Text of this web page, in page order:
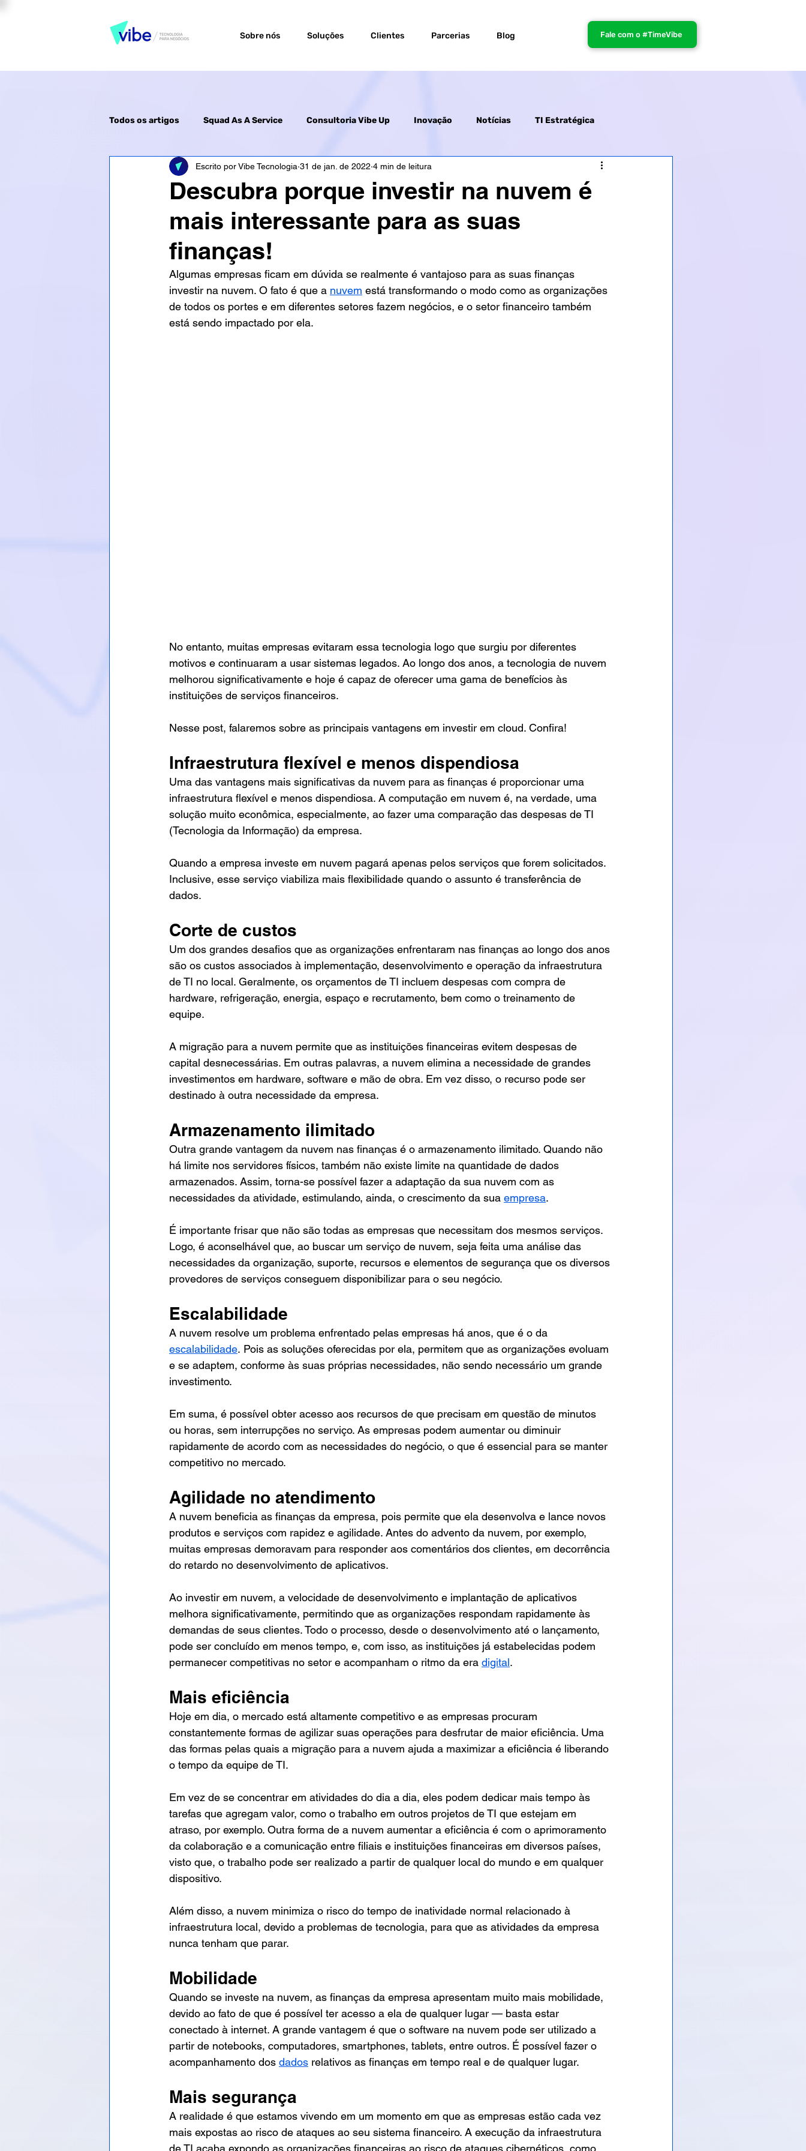
Sobre nós Soluções Clientes Parcerias Blog Fale com o #TimeVibe
Todos os artigos Squad As A Service Consultoria Vibe Up Inovação Notícias TI Estratégica
Descubra porque investir na nuvem é
mais interessante para as suas
finanças!
Escrito por Vibe Tecnologia 31 de jan. de 2022 4 min de leitura
Algumas empresas ficam em dúvida se realmente é vantajoso para as suas finanças
investir na nuvem. O fato é que a nuvem está transformando o modo como as organizações
de todos os portes e em diferentes setores fazem negócios, e o setor financeiro também
está sendo impactado por ela.
No entanto, muitas empresas evitaram essa tecnologia logo que surgiu por diferentes
motivos e continuaram a usar sistemas legados. Ao longo dos anos, a tecnologia de nuvem
melhorou significativamente e hoje é capaz de oferecer uma gama de benefícios às
instituições de serviços financeiros.
Nesse post, falaremos sobre as principais vantagens em investir em cloud. Confira!
Infraestrutura flexível e menos dispendiosa
Uma das vantagens mais significativas da nuvem para as finanças é proporcionar uma
infraestrutura flexível e menos dispendiosa. A computação em nuvem é, na verdade, uma
solução muito econômica, especialmente, ao fazer uma comparação das despesas de TI
(Tecnologia da Informação) da empresa.
Quando a empresa investe em nuvem pagará apenas pelos serviços que forem solicitados.
Inclusive, esse serviço viabiliza mais flexibilidade quando o assunto é transferência de
dados.
Corte de custos
Um dos grandes desafios que as organizações enfrentaram nas finanças ao longo dos anos
são os custos associados à implementação, desenvolvimento e operação da infraestrutura
de TI no local. Geralmente, os orçamentos de TI incluem despesas com compra de
hardware, refrigeração, energia, espaço e recrutamento, bem como o treinamento de
equipe.
A migração para a nuvem permite que as instituições financeiras evitem despesas de
capital desnecessárias. Em outras palavras, a nuvem elimina a necessidade de grandes
investimentos em hardware, software e mão de obra. Em vez disso, o recurso pode ser
destinado à outra necessidade da empresa.
Armazenamento ilimitado
Outra grande vantagem da nuvem nas finanças é o armazenamento ilimitado. Quando não
há limite nos servidores físicos, também não existe limite na quantidade de dados
armazenados. Assim, torna-se possível fazer a adaptação da sua nuvem com as
necessidades da atividade, estimulando, ainda, o crescimento da sua empresa.
É importante frisar que não são todas as empresas que necessitam dos mesmos serviços.
Logo, é aconselhável que, ao buscar um serviço de nuvem, seja feita uma análise das
necessidades da organização, suporte, recursos e elementos de segurança que os diversos
provedores de serviços conseguem disponibilizar para o seu negócio.
Escalabilidade
A nuvem resolve um problema enfrentado pelas empresas há anos, que é o da
escalabilidade. Pois as soluções oferecidas por ela, permitem que as organizações evoluam
e se adaptem, conforme às suas próprias necessidades, não sendo necessário um grande
investimento.
Em suma, é possível obter acesso aos recursos de que precisam em questão de minutos
ou horas, sem interrupções no serviço. As empresas podem aumentar ou diminuir
rapidamente de acordo com as necessidades do negócio, o que é essencial para se manter
competitivo no mercado.
Agilidade no atendimento
A nuvem beneficia as finanças da empresa, pois permite que ela desenvolva e lance novos
produtos e serviços com rapidez e agilidade. Antes do advento da nuvem, por exemplo,
muitas empresas demoravam para responder aos comentários dos clientes, em decorrência
do retardo no desenvolvimento de aplicativos.
Ao investir em nuvem, a velocidade de desenvolvimento e implantação de aplicativos
melhora significativamente, permitindo que as organizações respondam rapidamente às
demandas de seus clientes. Todo o processo, desde o desenvolvimento até o lançamento,
pode ser concluído em menos tempo, e, com isso, as instituições já estabelecidas podem
permanecer competitivas no setor e acompanham o ritmo da era digital.
Mais eficiência
Hoje em dia, o mercado está altamente competitivo e as empresas procuram
constantemente formas de agilizar suas operações para desfrutar de maior eficiência. Uma
das formas pelas quais a migração para a nuvem ajuda a maximizar a eficiência é liberando
o tempo da equipe de TI.
Em vez de se concentrar em atividades do dia a dia, eles podem dedicar mais tempo às
tarefas que agregam valor, como o trabalho em outros projetos de TI que estejam em
atraso, por exemplo. Outra forma de a nuvem aumentar a eficiência é com o aprimoramento
da colaboração e a comunicação entre filiais e instituições financeiras em diversos países,
visto que, o trabalho pode ser realizado a partir de qualquer local do mundo e em qualquer
dispositivo.
Além disso, a nuvem minimiza o risco do tempo de inatividade normal relacionado à
infraestrutura local, devido a problemas de tecnologia, para que as atividades da empresa
nunca tenham que parar.
Mobilidade
Quando se investe na nuvem, as finanças da empresa apresentam muito mais mobilidade,
devido ao fato de que é possível ter acesso a ela de qualquer lugar — basta estar
conectado à internet. A grande vantagem é que o software na nuvem pode ser utilizado a
partir de notebooks, computadores, smartphones, tablets, entre outros. É possível fazer o
acompanhamento dos dados relativos as finanças em tempo real e de qualquer lugar.
Mais segurança
A realidade é que estamos vivendo em um momento em que as empresas estão cada vez
mais expostas ao risco de ataques ao seu sistema financeiro. A execução da infraestrutura
de TI acaba expondo as organizações financeiras ao risco de ataques cibernéticos, como